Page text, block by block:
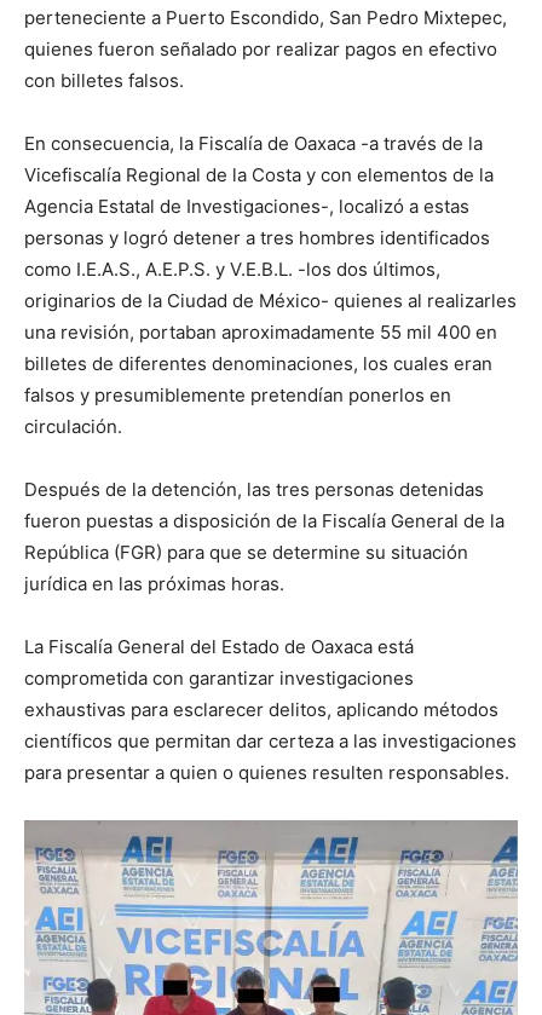
perteneciente a Puerto Escondido, San Pedro Mixtepec,
quienes fueron señalado por realizar pagos en efectivo
con billetes falsos.
En consecuencia, la Fiscalía de Oaxaca -a través de la
Vicefiscalía Regional de la Costa y con elementos de la
Agencia Estatal de Investigaciones-, localizó a estas
personas y logró detener a tres hombres identificados
como I.E.A.S., A.E.P.S. y V.E.B.L. -los dos últimos,
originarios de la Ciudad de México- quienes al realizarles
una revisión, portaban aproximadamente 55 mil 400 en
billetes de diferentes denominaciones, los cuales eran
falsos y presumiblemente pretendían ponerlos en
circulación.
Después de la detención, las tres personas detenidas
fueron puestas a disposición de la Fiscalía General de la
República (FGR) para que se determine su situación
jurídica en las próximas horas.
La Fiscalía General del Estado de Oaxaca está
comprometida con garantizar investigaciones
exhaustivas para esclarecer delitos, aplicando métodos
científicos que permitan dar certeza a las investigaciones
para presentar a quien o quienes resulten responsables.